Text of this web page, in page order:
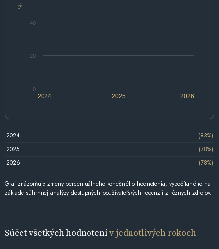
%
2024 2025 2026
0
20
40
2024
(83%)
2025
(78%)
2026
(78%)
Graf znázorňuje zmeny percentuálneho konečného hodnotenia, vypočítaného na
základe súhrnnej analýzy dostupných používateľských recenzií z rôznych zdrojov.
Súčet všetkých hodnotenív jednotlivých rokoch